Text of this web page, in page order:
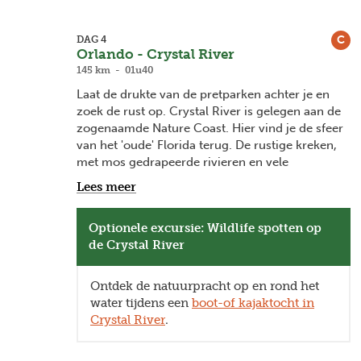
C
DAG 4
Orlando - Crystal River
145 km - 01u40
Laat de drukte van de pretparken achter je en
zoek de rust op. Crystal River is gelegen aan de
zogenaamde Nature Coast. Hier vind je de sfeer
van het 'oude' Florida terug. De rustige kreken,
met mos gedrapeerde rivieren en vele
warmwaterbronnen trekken niet alleen toeristen
aan, maar ook vele vissen, vogels én manatees.
Door de constante aangename temperatuur van
de warmwaterbronnen is Crystal River een
geliefd oord voor deze zeekoeien
manatees.
Deze beschermde zoogdieren
worden vaak 'gentle giants' of 'zachte reuzen'
genoemd.Ga hier
het water op met de boot
(optioneel) om kennis te maken met deze
Lees meer
Optionele excursie: Wildlife spotten op
de Crystal River
Ontdek de natuurpracht op en rond het
water tijdens een boot-of kajaktocht in
Crystal River.